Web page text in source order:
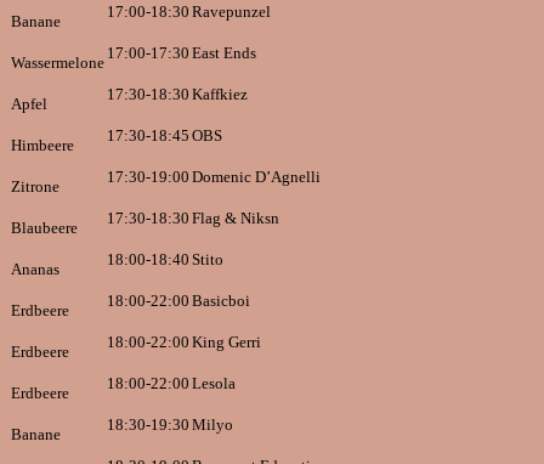
Banane
17:00-18:30 Ravepunzel
Wassermelone
17:00-17:30 East Ends
Apfel
17:30-18:30 Kaffkiez
Himbeere
17:30-18:45 OBS
Zitrone
17:30-19:00 Domenic D’Agnelli
Blaubeere
17:30-18:30 Flag & Niksn
Ananas
18:00-18:40 Stito
Erdbeere
18:00-22:00 Basicboi
Erdbeere
18:00-22:00 King Gerri
Erdbeere
18:00-22:00 Lesola
Banane
18:30-19:30 Milyo